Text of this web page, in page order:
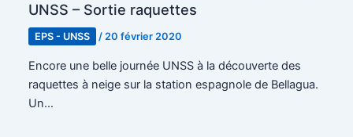
UNSS – Sortie raquettes
EPS - UNSS /20 février 2020
Encore une belle journée UNSS à la découverte des
raquettes à neige sur la station espagnole de Bellagua.
Un…